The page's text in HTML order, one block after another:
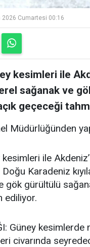
2026 Cumartesi 00:16
kesimleri ile
sağanak ve
geçeceği
Müdürlüğünden
ile
Karadeniz
gök gürültülü
ediliyor.
Güney
civarında